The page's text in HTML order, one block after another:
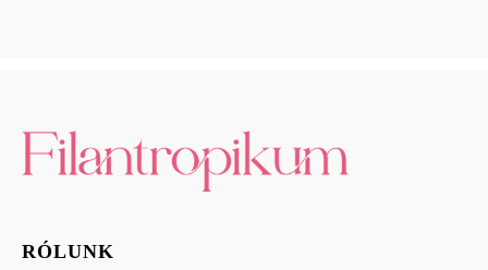
RÓLUNK